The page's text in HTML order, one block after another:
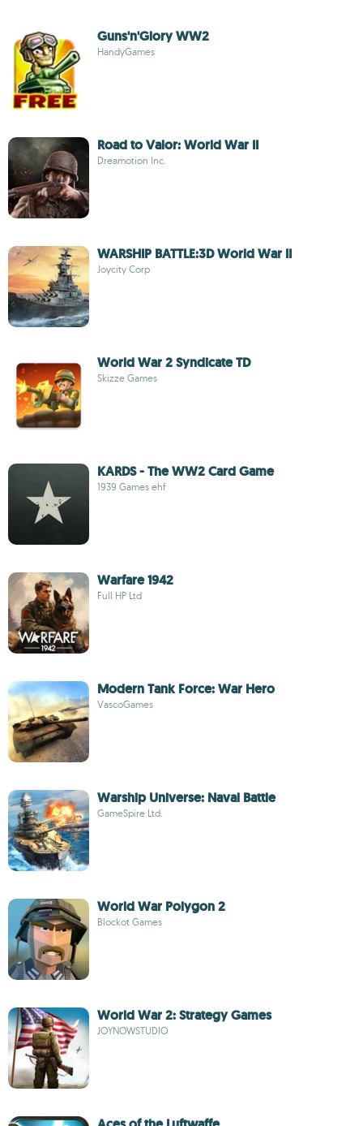
Guns'n'Glory WW2
HandyGames
Road to Valor: World War II
Dreamotion Inc.
WARSHIP BATTLE:3D World War II
Joycity Corp
World War 2 Syndicate TD
Skizze Games
KARDS - The WW2 Card Game
1939 Games ehf
Warfare 1942
Full HP Ltd
Modern Tank Force: War Hero
VascoGames
Warship Universe: Naval Battle
GameSpire Ltd.
World War Polygon 2
Blockot Games
World War 2: Strategy Games
JOYNOWSTUDIO